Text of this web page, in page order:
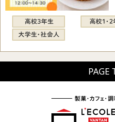
PAGE